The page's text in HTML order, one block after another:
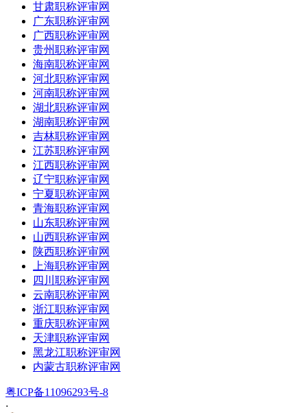
甘肃职称评审网
广东职称评审网
广西职称评审网
贵州职称评审网
海南职称评审网
河北职称评审网
河南职称评审网
湖北职称评审网
湖南职称评审网
吉林职称评审网
江苏职称评审网
江西职称评审网
辽宁职称评审网
宁夏职称评审网
青海职称评审网
山东职称评审网
山西职称评审网
陕西职称评审网
上海职称评审网
四川职称评审网
云南职称评审网
浙江职称评审网
重庆职称评审网
天津职称评审网
黑龙江职称评审网
内蒙古职称评审网
粤ICP备11096293号-8
·